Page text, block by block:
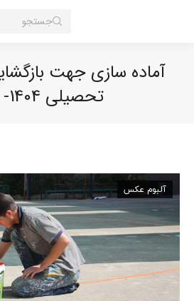
Search:
آماده سازی جهت
تحصیلی 1404- 1403
آلبوم عکس